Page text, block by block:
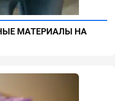
МАТЕРИАЛЫ НА